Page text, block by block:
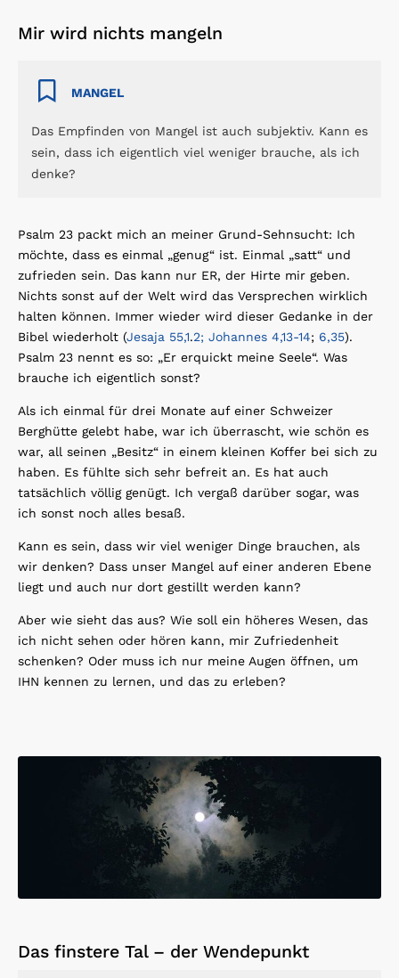
Mir wird nichts mangeln
MANGEL
Das Empfinden von Mangel ist auch subjektiv. Kann es
sein, dass ich eigentlich viel weniger brauche, als ich
denke?
Psalm 23 packt mich an meiner Grund-Sehnsucht: Ich
möchte, dass es einmal „genug“ ist. Einmal „satt“ und
zufrieden sein. Das kann nur ER, der Hirte mir geben.
Nichts sonst auf der Welt wird das Versprechen wirklich
halten können. Immer wieder wird dieser Gedanke in der
Bibel wiederholt (Jesaja 55,1.2; Johannes 4,13-14; 6,35).
Psalm 23 nennt es so: „Er erquickt meine Seele“. Was
brauche ich eigentlich sonst?
Als ich einmal für drei Monate auf einer Schweizer
Berghütte gelebt habe, war ich überrascht, wie schön es
war, all seinen „Besitz“ in einem kleinen Koffer bei sich zu
haben. Es fühlte sich sehr befreit an. Es hat auch
tatsächlich völlig genügt. Ich vergaß darüber sogar, was
ich sonst noch alles besaß.
Kann es sein, dass wir viel weniger Dinge brauchen, als
wir denken? Dass unser Mangel auf einer anderen Ebene
liegt und auch nur dort gestillt werden kann?
Aber wie sieht das aus? Wie soll ein höheres Wesen, das
ich nicht sehen oder hören kann, mir Zufriedenheit
schenken? Oder muss ich nur meine Augen öffnen, um
IHN kennen zu lernen, und das zu erleben?
Das finstere Tal – der Wendepunkt